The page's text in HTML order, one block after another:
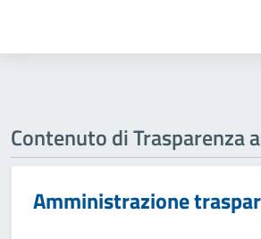
Contenuto di Trasparenza
Amministrazione